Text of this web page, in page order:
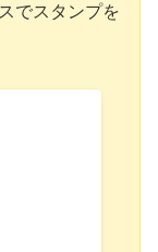
でスタンプを